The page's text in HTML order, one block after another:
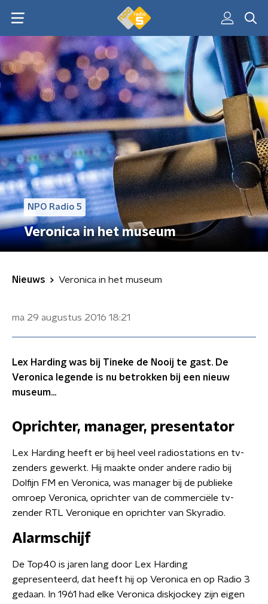
NPO Radio 5
Veronica in het museum
Nieuws Veronica in het museum
ma 29 augustus 2016 18:21
Lex Harding was bij Tineke de Nooij te gast. De
Veronica legende is nu betrokken bij een nieuw
museum...
Oprichter, manager, presentator
Lex Harding heeft er bij heel veel radiostations en tv-
zenders gewerkt. Hij maakte onder andere radio bij
Dolfijn FM en Veronica, was manager bij de publieke
omroep Veronica, oprichter van de commerciële tv-
zender RTL Veronique en oprichter van Skyradio.
Alarmschijf
De Top40 is jaren lang door Lex Harding
gepresenteerd, dat heeft hij op Veronica en op Radio 3
gedaan. In 1961 had elke Veronica diskjockey zijn eigen